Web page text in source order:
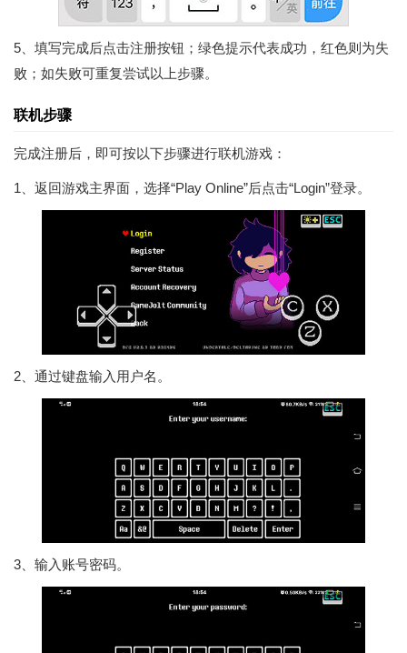
5、填写完成后点击注册按钮；绿色提示代表成功，红色则为失
败；如失败可重复尝试以上步骤。
联机步骤
完成注册后，即可按以下步骤进行联机游戏：
1、返回游戏主界面，选择“Play Online”后点击“Login”登录。
2、通过键盘输入用户名。
3、输入账号密码。